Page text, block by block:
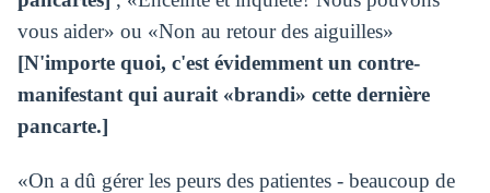
vous aider» ou «Non au retour des aiguilles»
[N'importe quoi, c'est évidemment un contre-
manifestant qui aurait «brandi» cette dernière
pancarte.]
«On a dû gérer les peurs des patientes - beaucoup de